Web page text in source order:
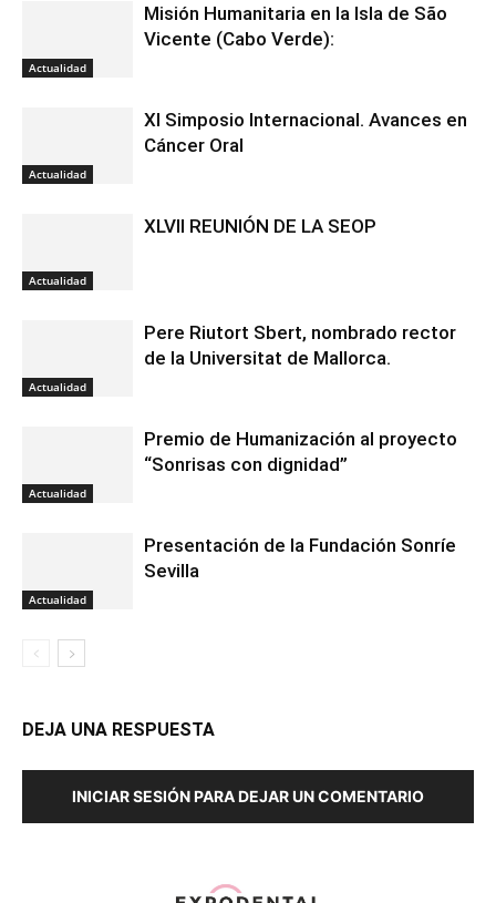
Actualidad
Misión Humanitaria en la Isla de São
Vicente (Cabo Verde):
Actualidad
XI Simposio Internacional. Avances en
Cáncer Oral
Actualidad
XLVII REUNIÓN DE LA SEOP
Actualidad
Pere Riutort Sbert, nombrado rector
de la Universitat de Mallorca.
Actualidad
Premio de Humanización al proyecto
“Sonrisas con dignidad”
Actualidad
Presentación de la Fundación Sonríe
Sevilla
DEJA UNA RESPUESTA
INICIAR SESIÓN PARA DEJAR UN COMENTARIO